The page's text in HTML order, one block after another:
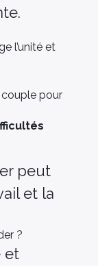
l’unité et
couple pour
peut
et la
?
et